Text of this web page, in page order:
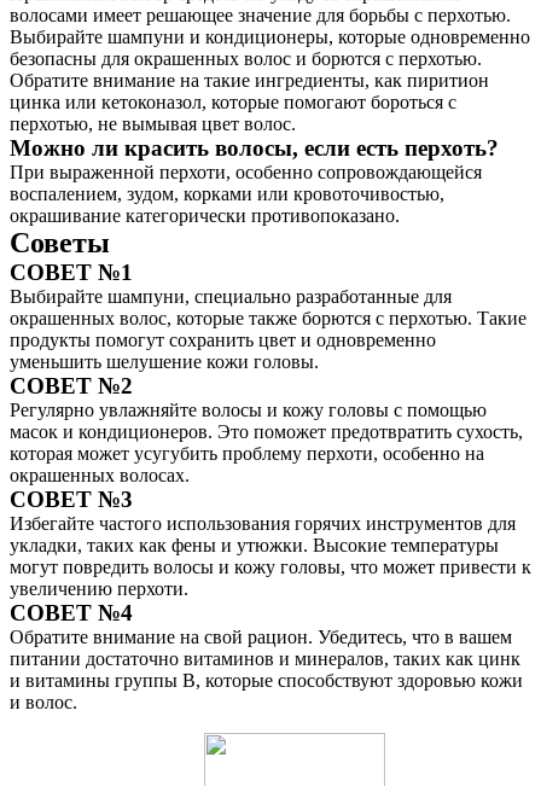
волосами имеет решающее значение для борьбы с перхотью.
Выбирайте шампуни и кондиционеры, которые одновременно
безопасны для окрашенных волос и борются с перхотью.
Обратите внимание на такие ингредиенты, как пиритион
цинка или кетоконазол, которые помогают бороться с
перхотью, не вымывая цвет волос.
Можно ли красить волосы, если есть перхоть?
При выраженной перхоти, особенно сопровождающейся
воспалением, зудом, корками или кровоточивостью,
окрашивание категорически противопоказано.
Советы
СОВЕТ №1
Выбирайте шампуни, специально разработанные для
окрашенных волос, которые также борются с перхотью. Такие
продукты помогут сохранить цвет и одновременно
уменьшить шелушение кожи головы.
СОВЕТ №2
Регулярно увлажняйте волосы и кожу головы с помощью
масок и кондиционеров. Это поможет предотвратить сухость,
которая может усугубить проблему перхоти, особенно на
окрашенных волосах.
СОВЕТ №3
Избегайте частого использования горячих инструментов для
укладки, таких как фены и утюжки. Высокие температуры
могут повредить волосы и кожу головы, что может привести к
увеличению перхоти.
СОВЕТ №4
Обратите внимание на свой рацион. Убедитесь, что в вашем
питании достаточно витаминов и минералов, таких как цинк
и витамины группы B, которые способствуют здоровью кожи
и волос.